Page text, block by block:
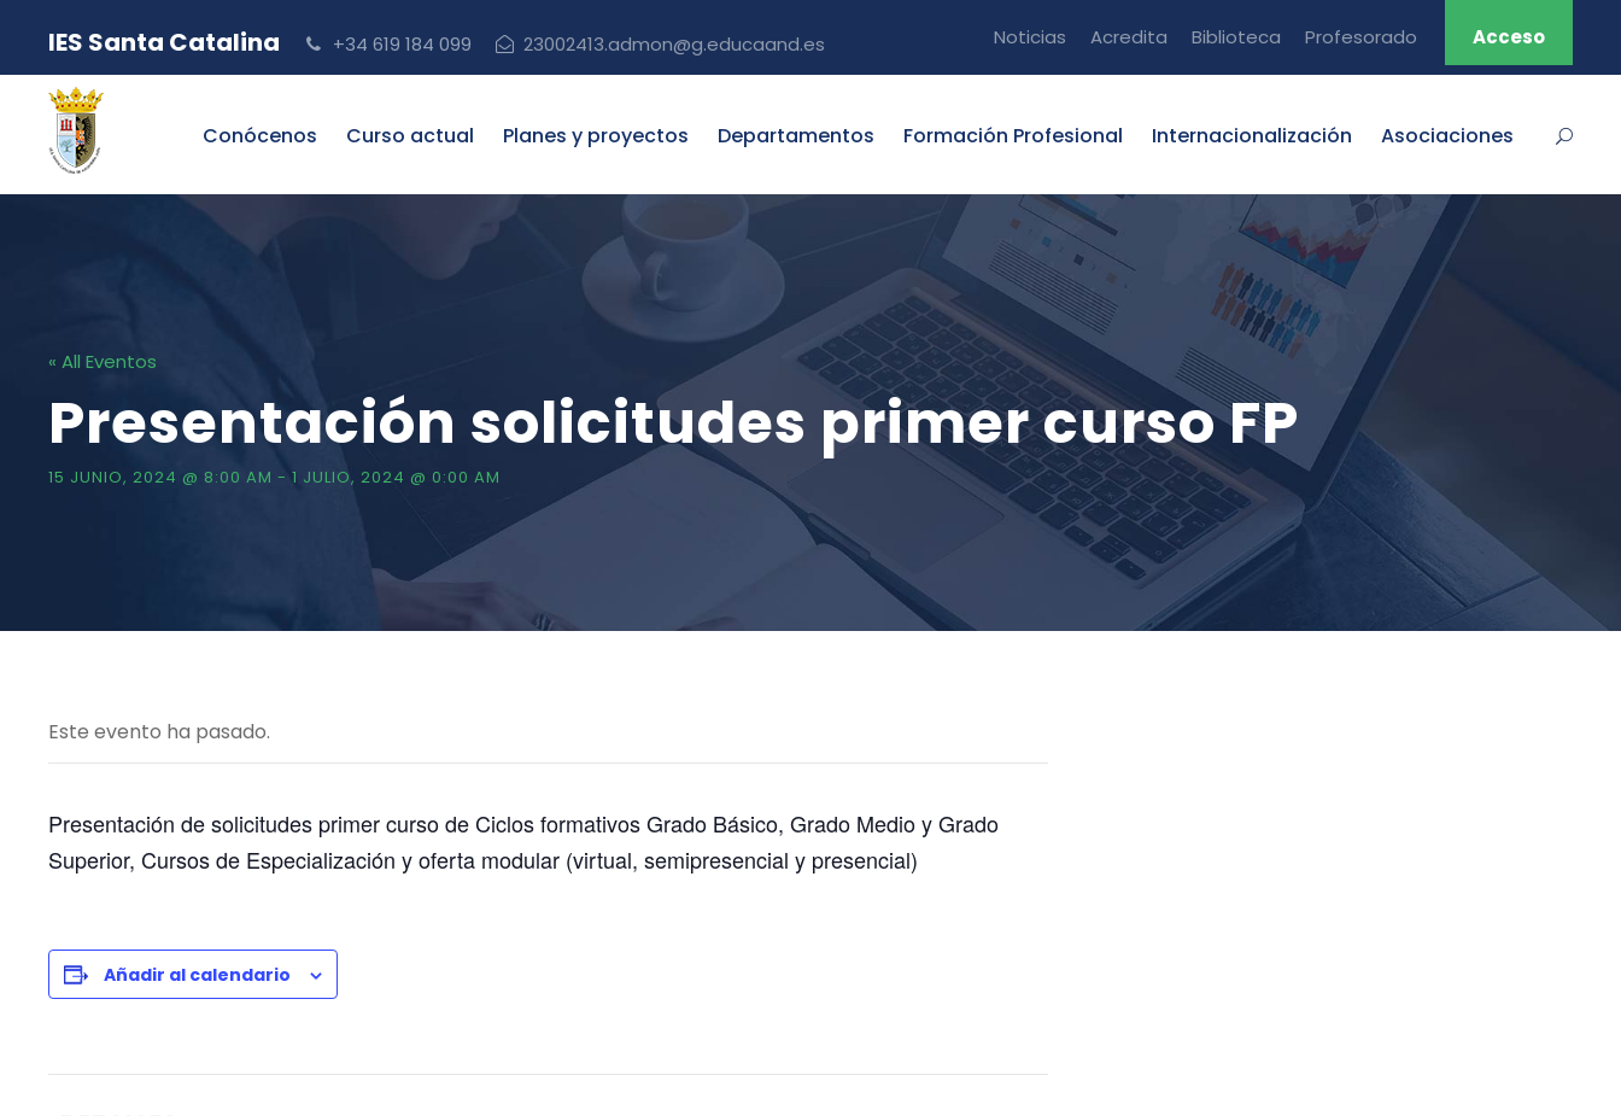
IES Santa Catalina +34 619 184 099 23002413.admon@g.educaand.es Noticias Acredita Biblioteca Profesorado Acceso
Conócenos Curso actual Planes y proyectos Departamentos Formación Profesional Internacionalización Asociaciones
« All Eventos
Presentación solicitudes primer curso FP
15 JUNIO, 2024 @ 8:00 AM - 1 JULIO, 2024 @ 0:00 AM
Este evento ha pasado.
Presentación de solicitudes primer curso de Ciclos formativos Grado Básico, Grado Medio y Grado
Superior, Cursos de Especialización y oferta modular (virtual, semipresencial y presencial)
Añadir al calendario